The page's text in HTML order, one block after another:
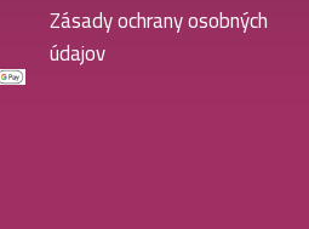
Zásady ochrany osobných
údajov